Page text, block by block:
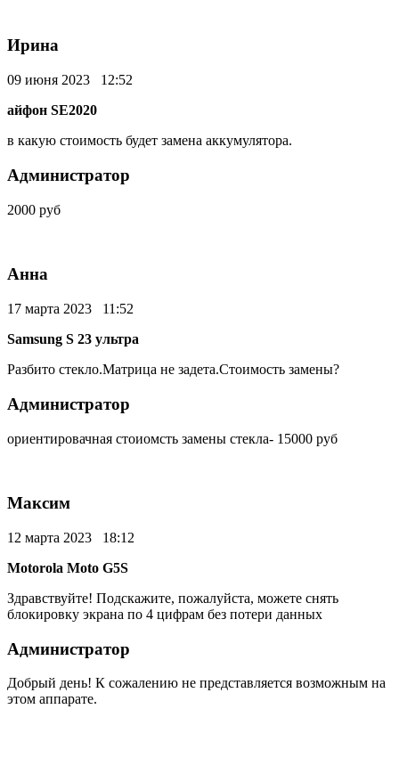
Ирина
09 июня 2023 12:52
айфон SE2020
в какую стоимость будет замена аккумулятора.
Администратор
2000 руб
Анна
17 марта 2023 11:52
Samsung S 23 ультра
Разбито стекло.Матрица не задета.Стоимость замены?
Администратор
ориентировачная стоиомсть замены стекла- 15000 руб
Максим
12 марта 2023 18:12
Motorola Moto G5S
Здравствуйте! Подскажите, пожалуйста, можете снять
блокировку экрана по 4 цифрам без потери данных
Администратор
Добрый день! К сожалению не представляется возможным на
этом аппарате.